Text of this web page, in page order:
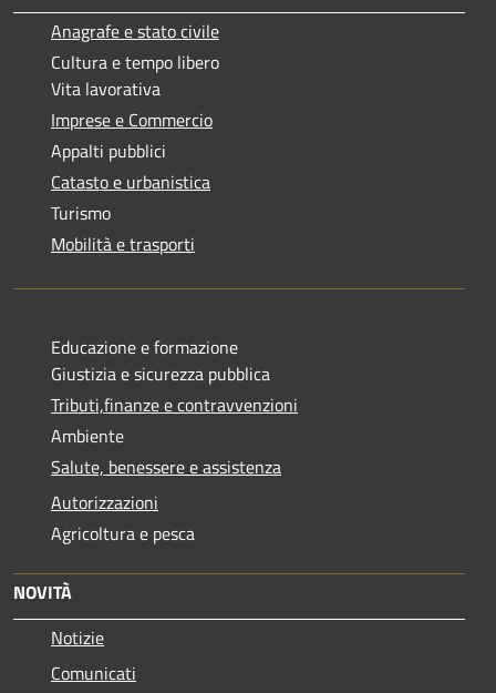
Anagrafe e stato civile
Cultura e tempo libero
Vita lavorativa
Imprese e Commercio
Appalti pubblici
Catasto e urbanistica
Turismo
Mobilità e trasporti
Educazione e formazione
Giustizia e sicurezza pubblica
Tributi,finanze e contravvenzioni
Ambiente
Salute, benessere e assistenza
Autorizzazioni
Agricoltura e pesca
NOVITÀ
Notizie
Comunicati